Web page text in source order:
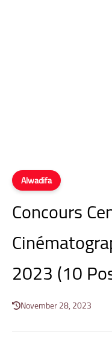
Alwadifa
Concours
2023 (10
November 28, 2023